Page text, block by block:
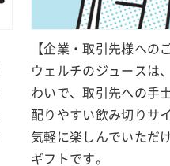
【企業・取引先様への
ウェルチのジュースは
わいで、取引先への手
配りやすい飲み切りサ
気軽に楽しんでいただ
ギフトです。